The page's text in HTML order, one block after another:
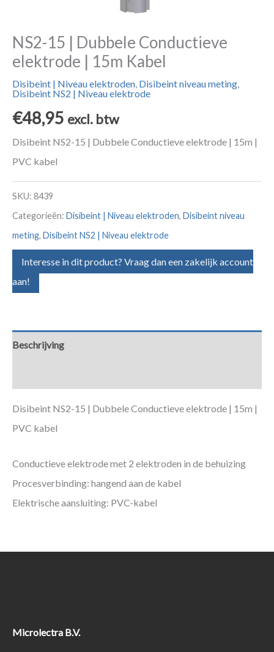
NS2-15 | Dubbele Conductieve
elektrode | 15m Kabel
Disibeint | Niveau elektroden, Disibeint niveau meting,
Disibeint NS2 | Niveau elektrode
€48,95 excl. btw
Disibeint NS2-15 | Dubbele Conductieve elektrode | 15m |
PVC kabel
SKU: 8439
Categorieën: Disibeint | Niveau elektroden, Disibeint niveau
meting, Disibeint NS2 | Niveau elektrode
Interesse in dit product? Vraag dan een zakelijk account
aan!
Beschrijving
Disibeint NS2-15 | Dubbele Conductieve elektrode | 15m |
PVC kabel
Conductieve elektrode met 2 elektroden in de behuizing
Procesverbinding: hangend aan de kabel
Elektrische aansluiting: PVC-kabel
Microlectra B.V.